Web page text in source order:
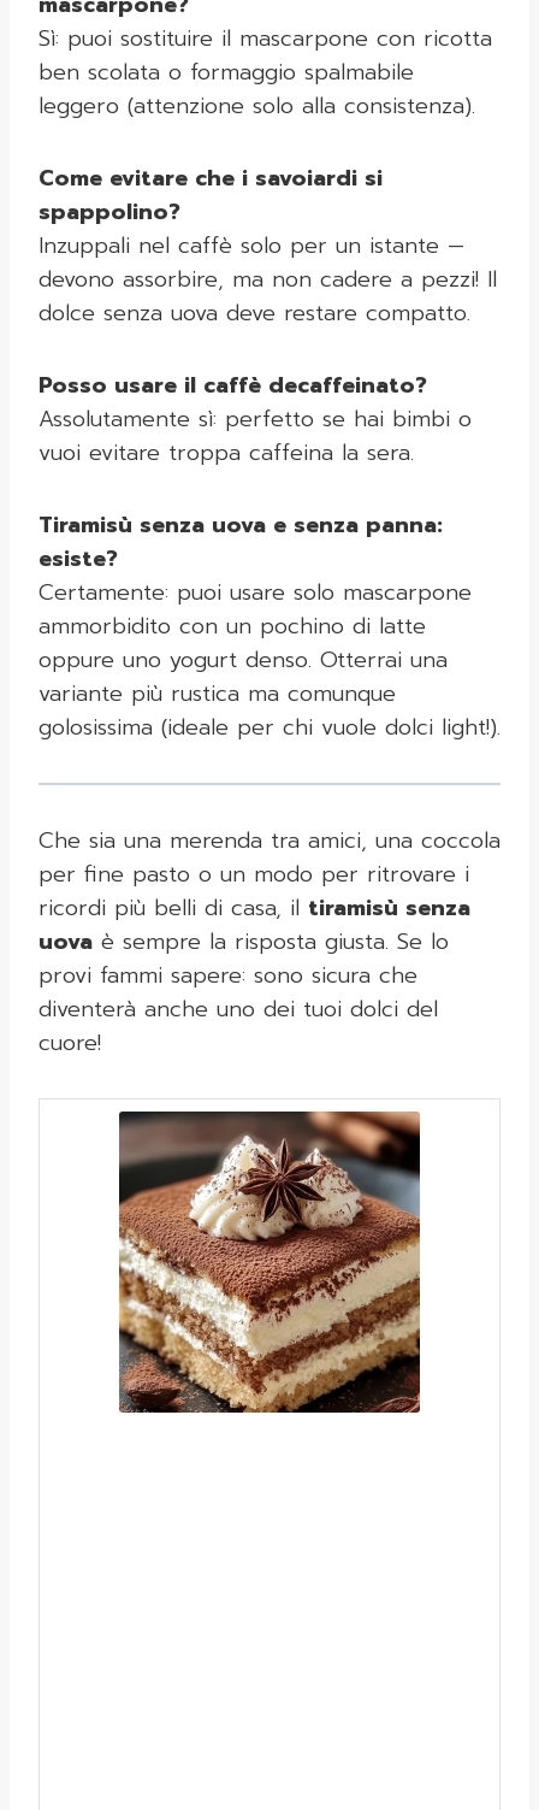
Sì: puoi sostituire il mascarpone con ricotta
ben scolata o formaggio spalmabile
leggero (attenzione solo alla consistenza).
Come evitare che i savoiardi si
spappolino?
Inzuppali nel caffè solo per un istante —
devono assorbire, ma non cadere a pezzi! Il
dolce senza uova deve restare compatto.
Posso usare il caffè decaffeinato?
Assolutamente sì: perfetto se hai bimbi o
vuoi evitare troppa caffeina la sera.
Tiramisù senza uova e senza panna:
esiste?
Certamente: puoi usare solo mascarpone
ammorbidito con un pochino di latte
oppure uno yogurt denso. Otterrai una
variante più rustica ma comunque
golosissima (ideale per chi vuole dolci light!).
Che sia una merenda tra amici, una coccola
per fine pasto o un modo per ritrovare i
ricordi più belli di casa, il tiramisù senza
uova è sempre la risposta giusta. Se lo
provi fammi sapere: sono sicura che
diventerà anche uno dei tuoi dolci del
cuore!